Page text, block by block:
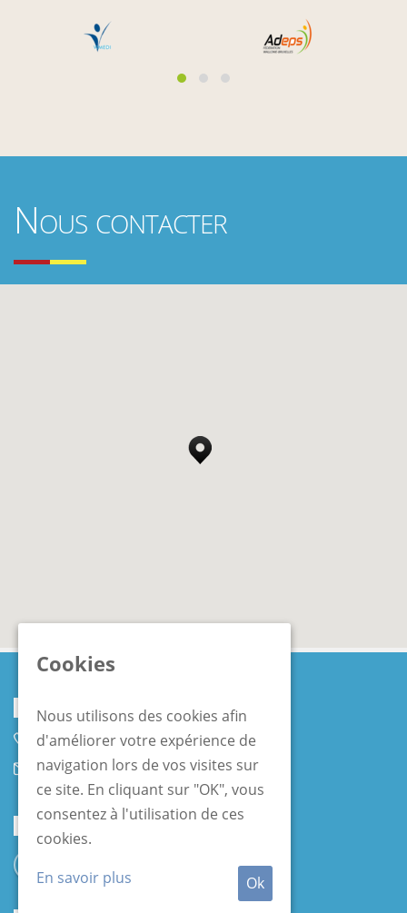
Nous contacter
Coordonnées
+32 10 45 75 45
contact@lfbs.org
Réseaux Sociaux
Cookies
Nous utilisons des cookies afin
d'améliorer votre expérience de
navigation lors de vos visites sur
ce site. En cliquant sur "OK", vous
consentez à l'utilisation de ces
cookies.
En savoir plus
Ok